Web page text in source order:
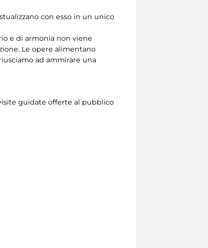
con esso in un unico
e di armonia non viene
Le opere alimentano
ad ammirare una
guidate offerte al pubblico